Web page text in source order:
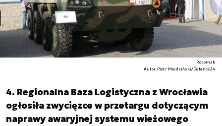
Rosomak
Autor. Piotr Miedziński/Defence24
4. Regionalna Baza Logistyczna z Wrocławia
ogłosiła zwycięzce w przetargu dotyczącym
naprawy awaryjnej systemu wieżowego